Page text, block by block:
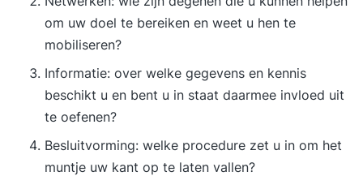
om uw doel te bereiken en weet u hen te
mobiliseren?
Informatie: over welke gegevens en kennis
beschikt u en bent u in staat daarmee invloed uit
te oefenen?
Besluitvorming: welke procedure zet u in om het
muntje uw kant op te laten vallen?